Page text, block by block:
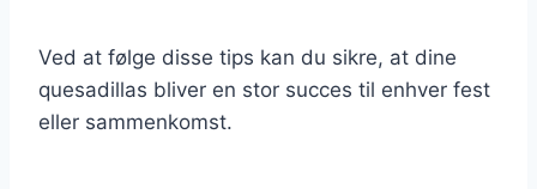
Ved at følge disse tips kan du sikre, at dine
quesadillas bliver en stor succes til enhver fest
eller sammenkomst.